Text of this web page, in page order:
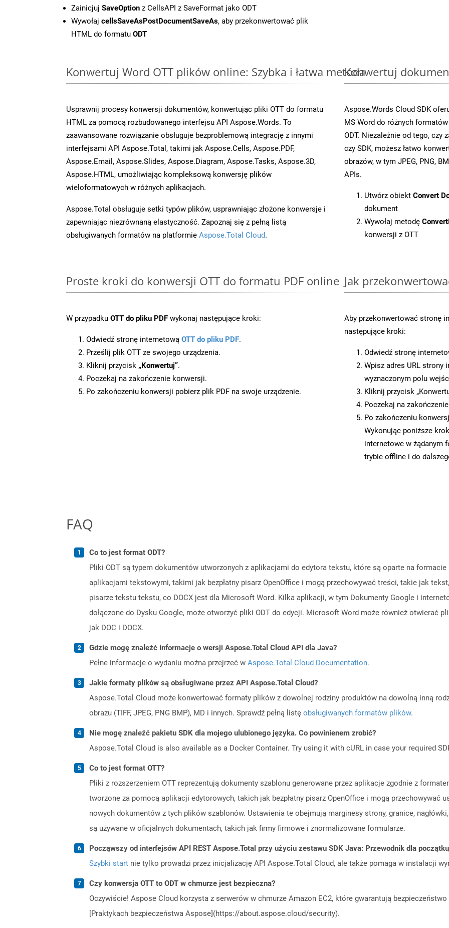
Zainicjuj SaveOption z CellsAPI z SaveFormat jako ODT
Wywołaj cellsSaveAsPostDocumentSaveAs, aby przekonwertować plik
HTML do formatu ODT
Konwertuj Word OTT plików online: Szybka i łatwa metoda
Usprawnij procesy konwersji dokumentów, konwertując pliki OTT do formatu
HTML za pomocą rozbudowanego interfejsu API Aspose.Words. To
zaawansowane rozwiązanie obsługuje bezproblemową integrację z innymi
interfejsami API Aspose.Total, takimi jak Aspose.Cells, Aspose.PDF,
Aspose.Email, Aspose.Slides, Aspose.Diagram, Aspose.Tasks, Aspose.3D,
Aspose.HTML, umożliwiając kompleksową konwersję plików
wieloformatowych w różnych aplikacjach.
Aspose.Total obsługuje setki typów plików, usprawniając złożone konwersje i
zapewniając niezrównaną elastyczność. Zapoznaj się z pełną listą
obsługiwanych formatów na platformie Aspose.Total Cloud.
Konwertuj
Aspose.Words Cloud SDK
MS Word do różnych
ODT. Niezależnie od tego, czy
czy SDK, możesz łatwo
obrazów, w tym JPEG, PNG,
APIs.
Utwórz obiekt Convert
dokument
Wywołaj metodę
konwersji z OTT
Proste kroki do konwersji OTT do formatu PDF online
W przypadku OTT do pliku PDF wykonaj następujące kroki:
Odwiedź stronę internetową OTT do pliku PDF.
Prześlij plik OTT ze swojego urządzenia.
Kliknij przycisk „Konwertuj”.
Poczekaj na zakończenie konwersji.
Po zakończeniu konwersji pobierz plik PDF na swoje urządzenie.
Jak
Aby przekonwertować stronę
następujące kroki:
Odwiedź stronę
Wpisz adres URL strony
wyznaczonym polu
Kliknij przycisk
Poczekaj na
Po zakończeniu
Wykonując poniższe
internetowe w żądanym
trybie offline i do
FAQ
Co to jest format ODT?
Pliki ODT są typem dokumentów utworzonych z aplikacjami do edytora tekstu, które są oparte na
aplikacjami tekstowymi, takimi jak bezpłatny pisarz OpenOffice i mogą przechowywać treści, takie jak
pisarze tekstu tekstu, co DOCX jest dla Microsoft Word. Kilka aplikacji, w tym Dokumenty Google i
dołączone do Dysku Google, może otworzyć pliki ODT do edycji. Microsoft Word może również otwierać
jak DOC i DOCX.
Gdzie mogę znaleźć informacje o wersji Aspose.Total Cloud API dla Java?
Pełne informacje o wydaniu można przejrzeć w Aspose.Total Cloud Documentation.
Jakie formaty plików są obsługiwane przez API Aspose.Total Cloud?
Aspose.Total Cloud może konwertować formaty plików z dowolnej rodziny produktów na dowolną inną
obrazu (TIFF, JPEG, PNG BMP), MD i innych. Sprawdź pełną listę obsługiwanych formatów plików.
Nie mogę znaleźć pakietu SDK dla mojego ulubionego języka. Co powinienem zrobić?
Aspose.Total Cloud is also available as a Docker Container. Try using it with cURL in case your required
Co to jest format OTT?
Pliki z rozszerzeniem OTT reprezentują dokumenty szablonu generowane przez aplikacje zgodnie z
tworzone za pomocą aplikacji edytorowych, takich jak bezpłatny pisarz OpenOffice i mogą przechowywać
nowych dokumentów z tych plików szablonów. Ustawienia te obejmują marginesy strony, granice,
są używane w oficjalnych dokumentach, takich jak firmy firmowe i znormalizowane formularze.
Począwszy od interfejsów API REST Aspose.Total przy użyciu zestawu SDK Java: Przewodnik dla
Szybki start nie tylko prowadzi przez inicjalizację API Aspose.Total Cloud, ale także pomaga w instalacji
Czy konwersja OTT to ODT w chmurze jest bezpieczna?
Oczywiście! Aspose Cloud korzysta z serwerów w chmurze Amazon EC2, które gwarantują
[Praktykach bezpieczeństwa Aspose](https://about.aspose.cloud/security).